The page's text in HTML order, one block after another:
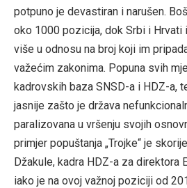
potpuno je devastiran i narušen.
oko 1000 pozicija, dok Srbi i Hrvati
više u odnosu na broj koji im
važećim zakonima. Popuna svih
kadrovskih baza SNSD-a i HDZ-a,
jasnije zašto je država
paralizovana u vršenju svojih
primjer popuštanja „Trojke“ je
Džakule, kadra HDZ-a za direktora
iako je na ovoj važnoj poziciji od